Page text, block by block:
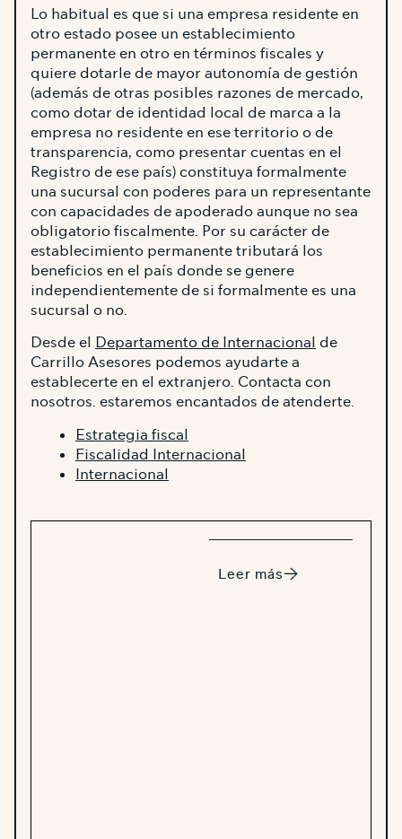
Lo habitual es que si una empresa residente en
otro estado posee un establecimiento
permanente en otro en términos fiscales y
quiere dotarle de mayor autonomía de gestión
(además de otras posibles razones de mercado,
como dotar de identidad local de marca a la
empresa no residente en ese territorio o de
transparencia, como presentar cuentas en el
Registro de ese país) constituya formalmente
una sucursal con poderes para un representante
con capacidades de apoderado aunque no sea
obligatorio fiscalmente. Por su carácter de
establecimiento permanente tributará los
beneficios en el país donde se genere
independientemente de si formalmente es una
sucursal o no.
Desde el Departamento de Internacional de
Carrillo Asesores podemos ayudarte a
establecerte en el extranjero. Contacta con
nosotros. estaremos encantados de atenderte.
Estrategia fiscal
Fiscalidad Internacional
Internacional
Leer más